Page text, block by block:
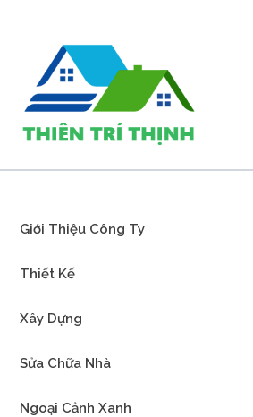
Giới Thiệu Công Ty
Thiết Kế
Xây Dựng
Sửa Chữa Nhà
Ngoại Cảnh Xanh